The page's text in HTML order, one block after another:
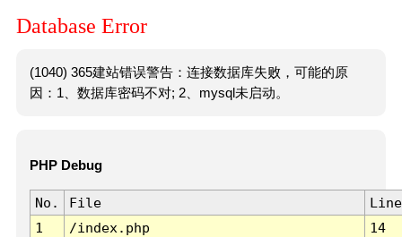
Database Error
(1040) 365建站错误警告：连接数据库失败，可能的原
因：1、数据库密码不对; 2、mysql未启动。
PHP Debug
No. File
Line
1
/index.php 14